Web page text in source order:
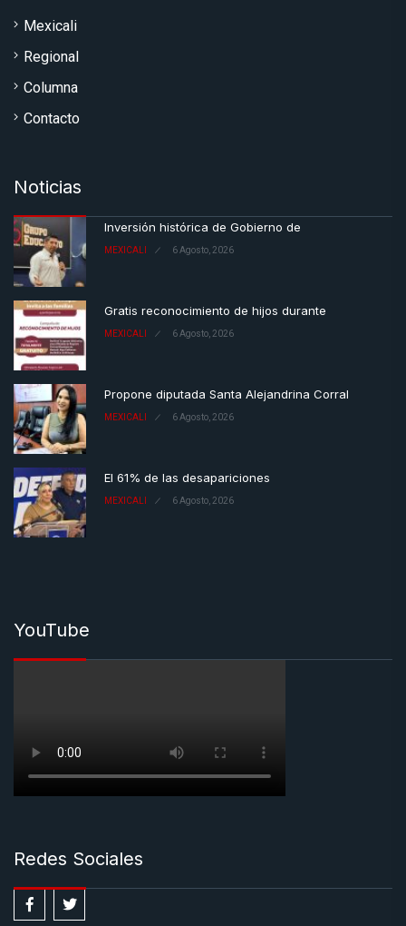
Mexicali
Regional
Columna
Contacto
Noticias
Inversión histórica de Gobierno de
MEXICALI 6 Agosto, 2026
Gratis reconocimiento de hijos durante
MEXICALI 6 Agosto, 2026
Propone diputada Santa Alejandrina Corral
MEXICALI 6 Agosto, 2026
El 61% de las desapariciones
MEXICALI 6 Agosto, 2026
YouTube
Redes Sociales